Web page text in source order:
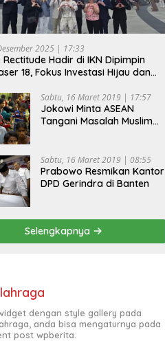
2025 | 17:33
Rectitude Hadir di IKN Dipimpin
18, Fokus Investasi Hijau dan
Sabtu, 16 Maret 2019 | 17:57
Jokowi Minta ASEAN
Tangani Masalah Muslim
Sabtu, 16 Maret 2019 | 08:55
Prabowo Resmikan Kantor
DPD Gerindra di Banten
Selengkapnya
dengan style gallery pada
anda bisa mengaturnya pada
post wpberita.